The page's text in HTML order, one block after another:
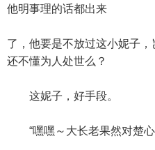
他明事理的话都出来
了，他要是不放过这小妮子
还不懂为人处世么？
这妮子，好手段。
“嘿嘿～大长老果然对楚心